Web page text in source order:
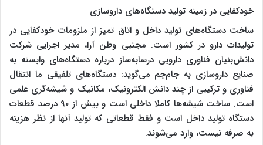
خودکفایی در زمینه تولید دستگاه‌های داروسازی
ساخت دستگاه‌های تولید داخل و اتاق تمیز از ملزومات خودکفایی در
تولیدات دارو در کشور است. مجتبی وطن آرا، مدیر اجرایی شرکت
دانش‌بنیان فناوری دارویی درسابه‌ساز درباره دستگاه‌های وابسته به
صنایع داروسازی به جام‌جم می‌گوید: دستگاه‌های تلفیقی ما انتقال
فناوری و ترکیبی از چند دانش الکترونیک، مکانیک و شیشه‌گری علمی
است. ساخت شیشه‌ها کاملا داخلی است و بیش از ۹۰ درصد قطعات
دستگاه تولید داخل است و فقط قطعاتی که تولید آنها از نظر هزینه
به صرفه نیست، وارد می‌شوند.